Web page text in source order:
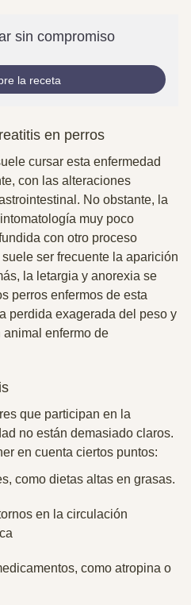
sin compromiso
la receta
en perros
cursar esta enfermedad
con las alteraciones
No obstante, la
muy poco
con otro proceso
ser frecuente la aparición
la letargia y anorexia se
perros enfermos de esta
perdida exagerada del peso y
animal enfermo de
que participan en la
no están demasiado claros.
en cuenta ciertos puntos:
como dietas altas en grasas.
en la circulación
como atropina o